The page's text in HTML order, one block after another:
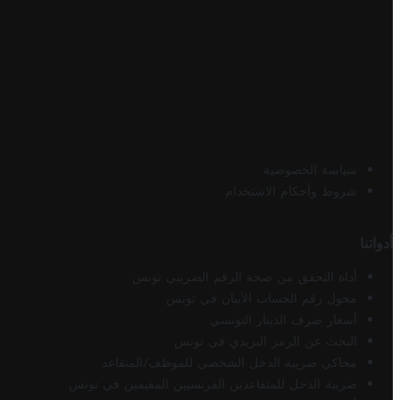
سياسة الخصوصية
شروط وأحكام الاستخدام
أدواتنا
أداة التحقق من صحة الرقم الضريبي تونس
محول رقم الحساب الآيبان في تونس
أسعار صرف الدينار التونسي
البحث عن الرمز البريدي في تونس
محاكي ضريبة الدخل الشخصي للموظف/المتقاعد
ضريبة الدخل للمتقاعدين الفرنسيين المقيمين في تونس